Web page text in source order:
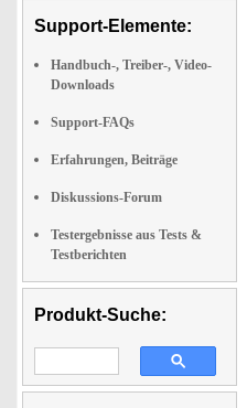
Support-Elemente:
Handbuch-, Treiber-, Video-
Downloads
Support-FAQs
Erfahrungen, Beiträge
Diskussions-Forum
Testergebnisse aus Tests &
Testberichten
Produkt-Suche: